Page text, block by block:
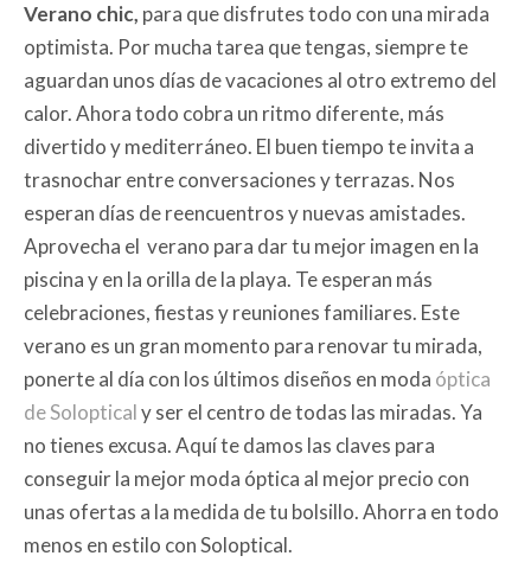
Verano chic, para que disfrutes todo con una mirada
optimista. Por mucha tarea que tengas, siempre te
aguardan unos días de vacaciones al otro extremo del
calor. Ahora todo cobra un ritmo diferente, más
divertido y mediterráneo. El buen tiempo te invita a
trasnochar entre conversaciones y terrazas. Nos
esperan días de reencuentros y nuevas amistades.
Aprovecha el verano para dar tu mejor imagen en la
piscina y en la orilla de la playa. Te esperan más
celebraciones, fiestas y reuniones familiares. Este
verano es un gran momento para renovar tu mirada,
ponerte al día con los últimos diseños en moda óptica
de Solopticaly ser el centro de todas las miradas. Ya
no tienes excusa. Aquí te damos las claves para
conseguir la mejor moda óptica al mejor precio con
unas ofertas a la medida de tu bolsillo. Ahorra en todo
menos en estilo con Soloptical.